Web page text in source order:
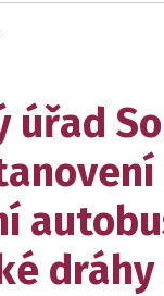
úřad
dráhy